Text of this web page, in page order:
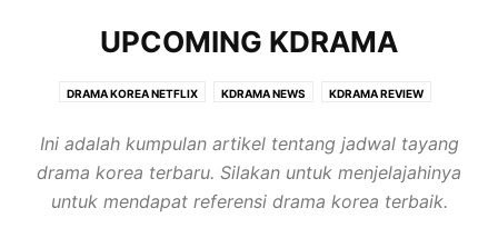
UPCOMING KDRAMA
DRAMA KOREA NETFLIX KDRAMA NEWS KDRAMA REVIEW
Ini adalah kumpulan artikel tentang jadwal tayang
drama korea terbaru. Silakan untuk menjelajahinya
untuk mendapat referensi drama korea terbaik.